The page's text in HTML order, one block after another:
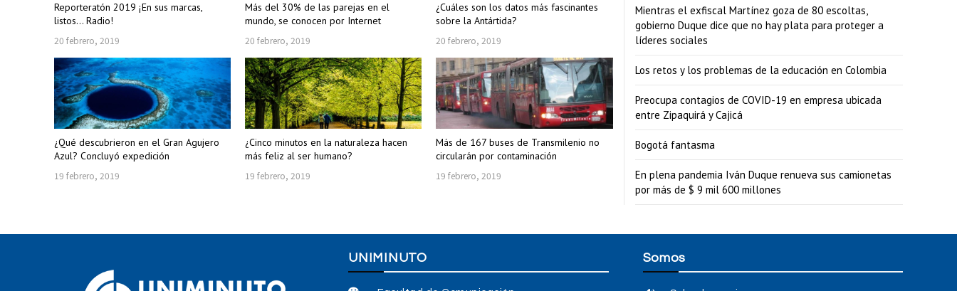
Reporteratón 2019 ¡En sus marcas,
listos… Radio!
20 febrero, 2019
Más del 30% de las parejas en el
mundo, se conocen por Internet
20 febrero, 2019
¿Cuáles son los datos más fascinantes
sobre la Antártida?
20 febrero, 2019
¿Qué descubrieron en el Gran Agujero
Azul? Concluyó expedición
19 febrero, 2019
¿Cinco minutos en la naturaleza hacen
más feliz al ser humano?
19 febrero, 2019
Más de 167 buses de Transmilenio no
circularán por contaminación
19 febrero, 2019
Mientras el exfiscal Martínez goza de 80 escoltas,
gobierno Duque dice que no hay plata para proteger a
líderes sociales
Los retos y los problemas de la educación en Colombia
Preocupa contagios de COVID-19 en empresa ubicada
entre Zipaquirá y Cajicá
Bogotá fantasma
En plena pandemia Iván Duque renueva sus camionetas
por más de $ 9 mil 600 millones
UNIMINUTO Somos